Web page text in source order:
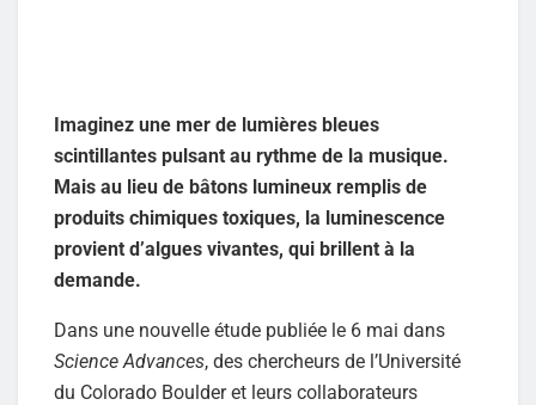
Imaginez une mer de lumières bleues
scintillantes pulsant au rythme de la musique.
Mais au lieu de bâtons lumineux remplis de
produits chimiques toxiques, la luminescence
provient d’algues vivantes, qui brillent à la
demande.
Dans une nouvelle étude publiée le 6 mai dans
Science Advances, des chercheurs de l’Université
du Colorado Boulder et leurs collaborateurs